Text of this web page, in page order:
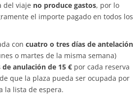
del viaje no produce gastos, por lo
el importe pagado en todos los
concuatro o tres días de antelación
o martes de la misma semana)
de anulación de 15 € por cada reserva
que la plaza pueda ser ocupada por
la lista de espera.